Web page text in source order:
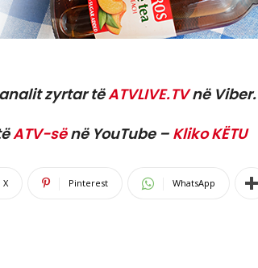
zyrtar tëATVLIVE.TVnë Viber.
ATV-sënë YouTube – Kliko KËTU
X Pinterest WhatsApp